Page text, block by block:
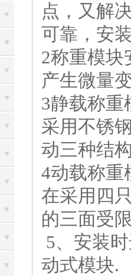
点，又解
可靠，安
2称重模块
产生微量
3静载称重
采用不锈
动三种结
4动载称重
在采用四
的三面受
5、安装
动式模块.